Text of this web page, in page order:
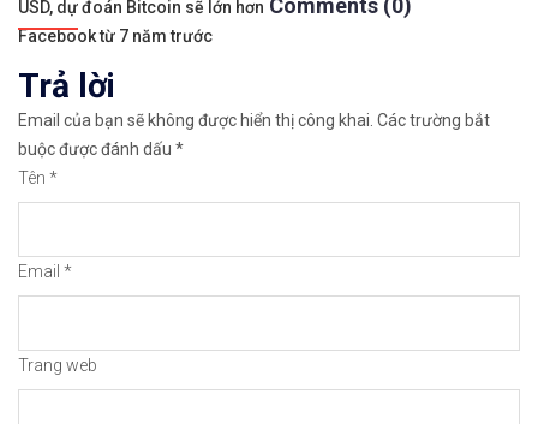
✅Xem cách mở tài khoản trên sàn Binance được
✅Xem hướng dẫn cách giao dịch Mua – Bán
👉𝘔ở 𝘵à𝘪 𝘬𝘩𝘰ả𝘯 𝘵𝘳ê𝘯 𝘴à𝘯 𝘙𝘦𝘮𝘪𝘵𝘢𝘯𝘰 𝘯ổ𝘪 𝘵𝘪ế𝘯𝘨:
𝘟𝘦𝘮 𝘤𝘩𝘪 𝘵𝘪ế𝘵: https://chungkhoanforex.com/
😘Cảm ơn bạn đã xem thông tin😘🍀🤗Chúc bạn
bài
viết
USD, dự đoán Bitcoin sẽ lớn hơn
Facebook từ 7 năm trước
Comments (0)
Trả lời
Email của bạn sẽ không được hiển thị công khai. Các trường bắt
buộc được đánh dấu *
Tên *
Email *
Trang web